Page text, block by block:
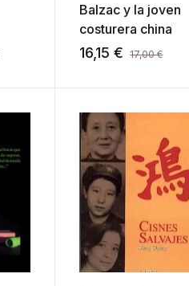
Balzac y la joven
costurera china
16,15€ 17,00€